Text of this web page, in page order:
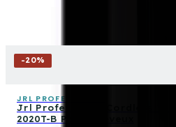
-20%
JRL PROFESSIONAL
Jrl Professional Cordless
2020T-B Pour Cheveux